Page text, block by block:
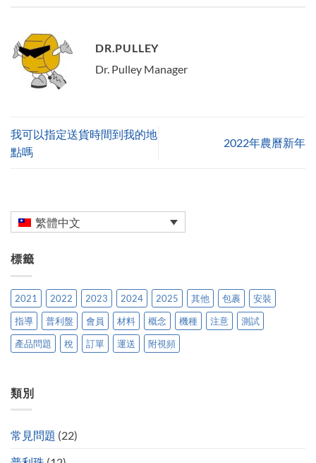
DR.PULLEY
Dr. Pulley Manager
我可以指定送貨時間到我的地
點嗎
2022年農曆新年
繁體中文
標籤
2021 2022 2023 2024 2025 其他 包裹
安裝
指導
普利盤 會員 材料 概念 機種 注意
測試
產品問題
稅 訂單 運送 附視頻
類別
常見問題 (22)